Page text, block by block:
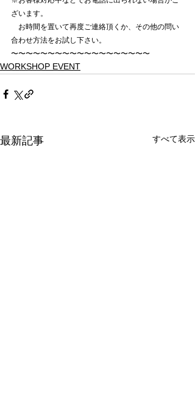
ざいます。
お時間を置いて再度ご連絡頂くか、その他の問い
合わせ方法をお試し下さい。
〜〜〜〜〜〜〜〜〜〜〜〜〜〜〜〜〜〜〜
WORKSHOP EVENT
最新記事 すべて表示